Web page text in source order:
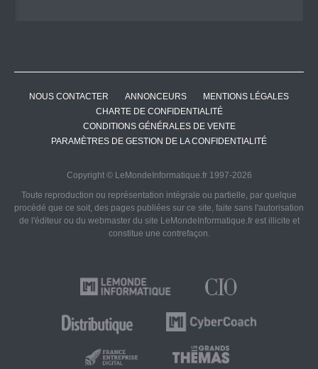
NOUS CONTACTER ANNONCEURS
MENTIONS LÉGALES
CHARTE DE CONFIDENTIALITÉ
CONDITIONS GÉNÉRALES DE VENTE
PARAMÈTRES DE GESTION DE LA CONFIDENTIALITÉ
Copyright © LeMondeInformatique.fr 1997-2026
Toute reproduction ou représentation intégrale ou partielle, par quelque
procédé que ce soit, des pages publiées sur ce site, faite sans l'autorisation
de l'éditeur ou du webmaster du site LeMondeInformatique.fr est illicite et
constitue une contrefaçon.